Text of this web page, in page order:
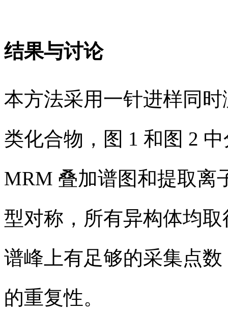
结果与讨论
本方法采用一针进样同
类化合物，图 1 和图 2
MRM 叠加谱图和提取离
型对称，所有异构体均
谱峰上有足够的采集点
的重复性。